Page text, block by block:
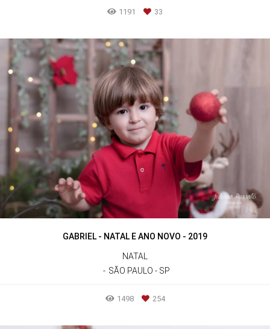
1191 33
GABRIEL - NATAL E ANO NOVO - 2019
NATAL
SÃO PAULO - SP
1498 254